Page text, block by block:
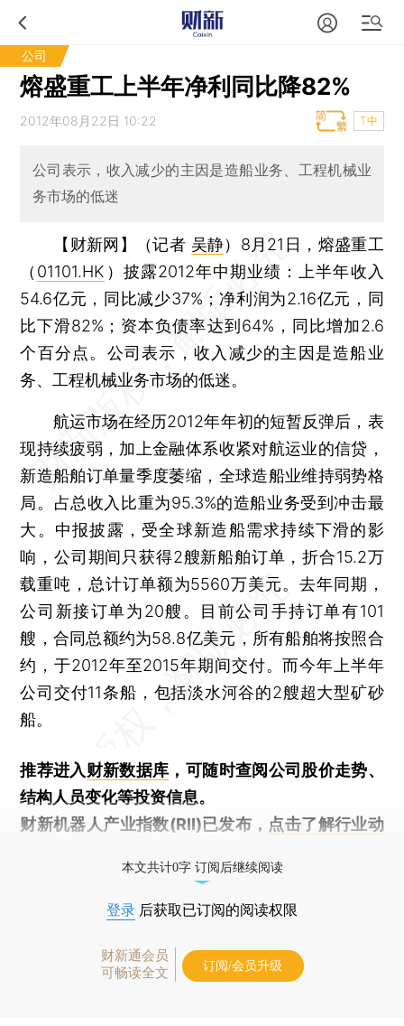
公司
熔盛重工上半年净利同比降82%
2012年08月22日 10:22 T中
公司表示，收入减少的主因是造船业务、工程机械业
务市场的低迷
【财新网】（记者 吴静） 8月21日，熔盛重工
（ 01101.HK ）披露2012年中期业绩：上半年收入
54.6亿元，同比减少37%；净利润为2.16亿元，同
比下滑82%；资本负债率达到64%，同比增加2.6
个百分点。公司表示，收入减少的主因是造船业
务、工程机械业务市场的低迷。
航运市场在经历2012年年初的短暂反弹后，表
现持续疲弱，加上金融体系收紧对航运业的信贷，
新造船舶订单量季度萎缩，全球造船业维持弱势格
局。占总收入比重为95.3%的造船业务受到冲击最
大。中报披露，受全球新造船需求持续下滑的影
响，公司期间只获得2艘新船舶订单，折合15.2万
载重吨，总计订单额为5560万美元。去年同期，
公司新接订单为20艘。目前公司手持订单有101
艘，合同总额约为58.8亿美元，所有船舶将按照合
约，于2012年至2015年期间交付。而今年上半年
公司交付11条船，包括淡水河谷的2艘超大型矿砂
船。
推荐进入财新数据库 ，可随时查阅公司股价走势、
结构人员变化等投资信息。
财新机器人产业指数(RII)已发布， 点击了解行业动
本文共计0字 订阅后继续阅读
登录 后获取已订阅的阅读权限
财新通会员
可畅读全文
订阅/会员升级